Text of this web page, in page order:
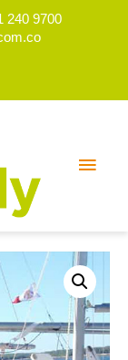
240 9700